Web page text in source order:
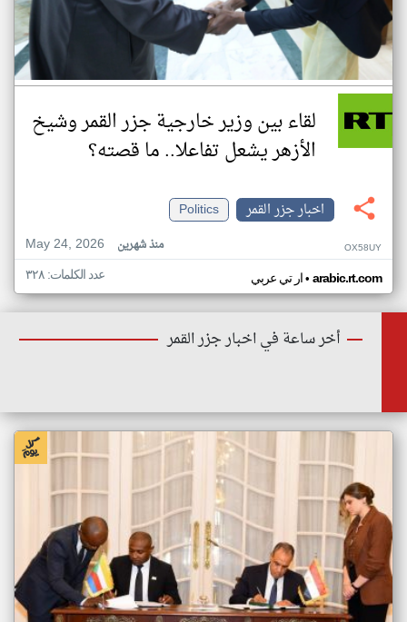
لقاء بين وزير خارجية جزر القمر وشيخ
الأزهر يشعل تفاعلا.. ما قصته؟
اخبار جزر القمر
Politics
May 24, 2026
منذ شهرين OX58UY
ار تي عربي• arabic.rt.com عدد الكلمات: ٣٢٨
أخر ساعة في اخبار جزر القمر